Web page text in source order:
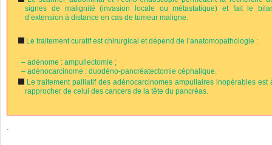
signes de malignité (invasion locale ou métastatique) et fait le
d’extension à distance en cas de tumeur maligne.
Le traitement curatif est chirurgical et dépend de l’anatomopathologie :
–adénome : ampullectomie ;
–adénocarcinome : duodéno-pancréatectomie céphalique.
Le traitement palliatif des adénocarcinomes ampullaires inopérables est
rapprocher de celui des cancers de la tête du pancréas.